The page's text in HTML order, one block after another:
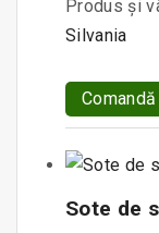
Produs și
Silvania
Comandă
Sote de